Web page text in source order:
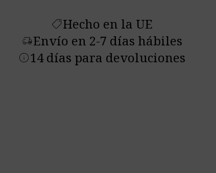
shoppingmodeHecho en la UE
delivery_truck_speedEnvío en 2-7 días hábiles
info14 días para devoluciones